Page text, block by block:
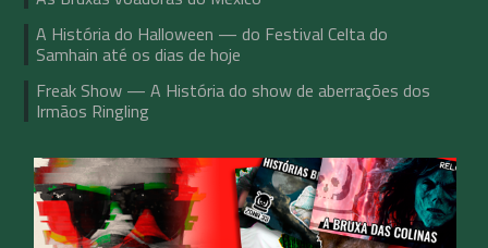
A História do Halloween — do Festival Celta do
Samhain até os dias de hoje
Freak Show — A História do show de aberrações dos
Irmãos Ringling